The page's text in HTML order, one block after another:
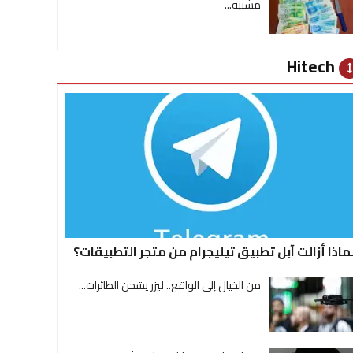
مشتبه...
height
أزالت آبل تطبيق تيليجرام من متجر التطبيقات؟
من الخيال إلى الواقع.. ليزر يشحن الطائرات...